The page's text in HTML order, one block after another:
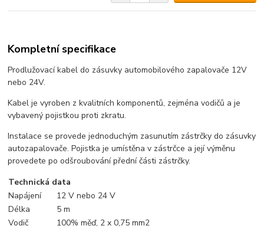
Kompletní specifikace
Prodlužovací kabel do zásuvky automobilového zapalovače 12V
nebo 24V.
Kabel je vyroben z kvalitních komponentů, zejména vodičů a je
vybavený pojistkou proti zkratu.
Instalace se provede jednoduchým zasunutím zástrčky do zásuvky
autozapalovače. Pojistka je umístěna v zástrčce a její výměnu
provedete po odšroubování přední části zástrčky.
Technická data
Napájení
12 V nebo 24 V
Délka
5 m
Vodič
100% měď, 2 x 0,75 mm2